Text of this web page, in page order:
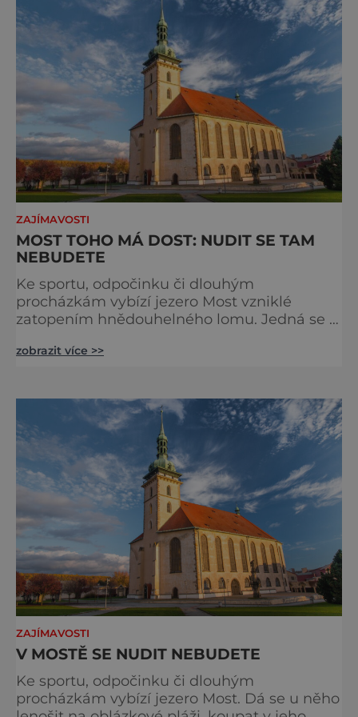
ZAJÍMAVOSTI
MOST TOHO MÁ DOST: NUDIT SE TAM
NEBUDETE
Ke sportu, odpočinku či dlouhým
procházkám vybízí jezero Most vzniklé
zatopením hnědouhelného lomu. Jedná se o
Česku. Na své si v jeho areálu přijdou
i běžci, cyklisti či vyznavači vodních sportů,
také milovníci přírody a dlouhých
nerušených procházek podél vody,
zobrazit více >>
ZAJÍMAVOSTI
V MOSTĚ SE NUDIT NEBUDETE
Ke sportu, odpočinku či dlouhým
procházkám vybízí jezero Most. Dá se u něho